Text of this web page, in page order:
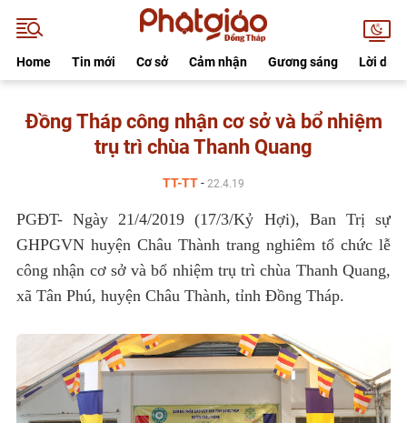
Home Tin mới Cơ sở Cảm nhận Gương sáng Lời dạy
Đồng Tháp công nhận cơ sở và bổ nhiệm
trụ trì chùa Thanh Quang
TT-TT- 22.4.19
PGĐT- Ngày 21/4/2019 (17/3/Kỷ Hợi), Ban Trị sự
GHPGVN huyện Châu Thành trang nghiêm tổ chức lễ
công nhận cơ sở và bổ nhiệm trụ trì chùa Thanh Quang,
xã Tân Phú, huyện Châu Thành, tỉnh Đồng Tháp.